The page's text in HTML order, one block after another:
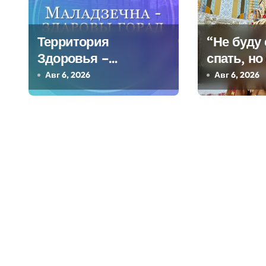
ц
и
я
п
Территория
Здоровья –
Березинское
Авг 6, 2026
“Не буду
спать,
Авг 6, 2026